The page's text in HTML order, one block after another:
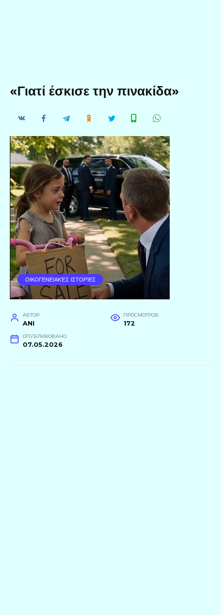
«Γιατί έσκισε την πινακίδα»
ΟΙΚΟΓΕΝΕΙΑΚΈΣ ΙΣΤΟΡΊΕΣ
АВТОР
ANI
ПРОСМОТРОВ
172
ОПУБЛИКОВАНО
07.05.2026